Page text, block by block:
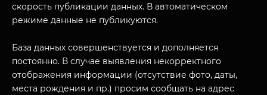
скорость публикации данных. В автоматическом
режиме данные не публикуются.
База данных совершенствуется и дополняется
постоянно. В случае выявления некорректного
отображения информации (отсутствие фото, даты,
места рождения и пр.) просим сообщать на адрес